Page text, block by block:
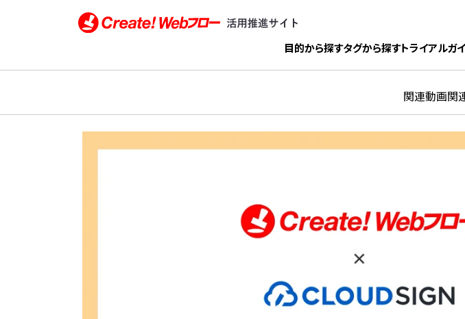
Create!Webフロー活用推進サイト インフォテック株式会社
目的から探すタグから探すトライアルガ
関連動画関